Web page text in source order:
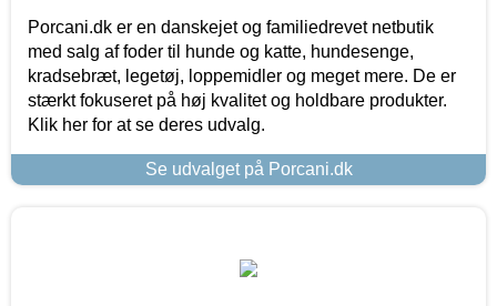
Porcani.dk er en danskejet og familiedrevet netbutik
med salg af foder til hunde og katte, hundesenge,
kradsebræt, legetøj, loppemidler og meget mere. De er
stærkt fokuseret på høj kvalitet og holdbare produkter.
Klik her for at se deres udvalg.
Se udvalget på Porcani.dk